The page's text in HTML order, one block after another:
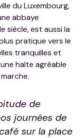
du Luxembourg,
abbaye
siècle, est aussi la
pratique vers le
tranquilles et
halte agréable
de
journées de
sur la place